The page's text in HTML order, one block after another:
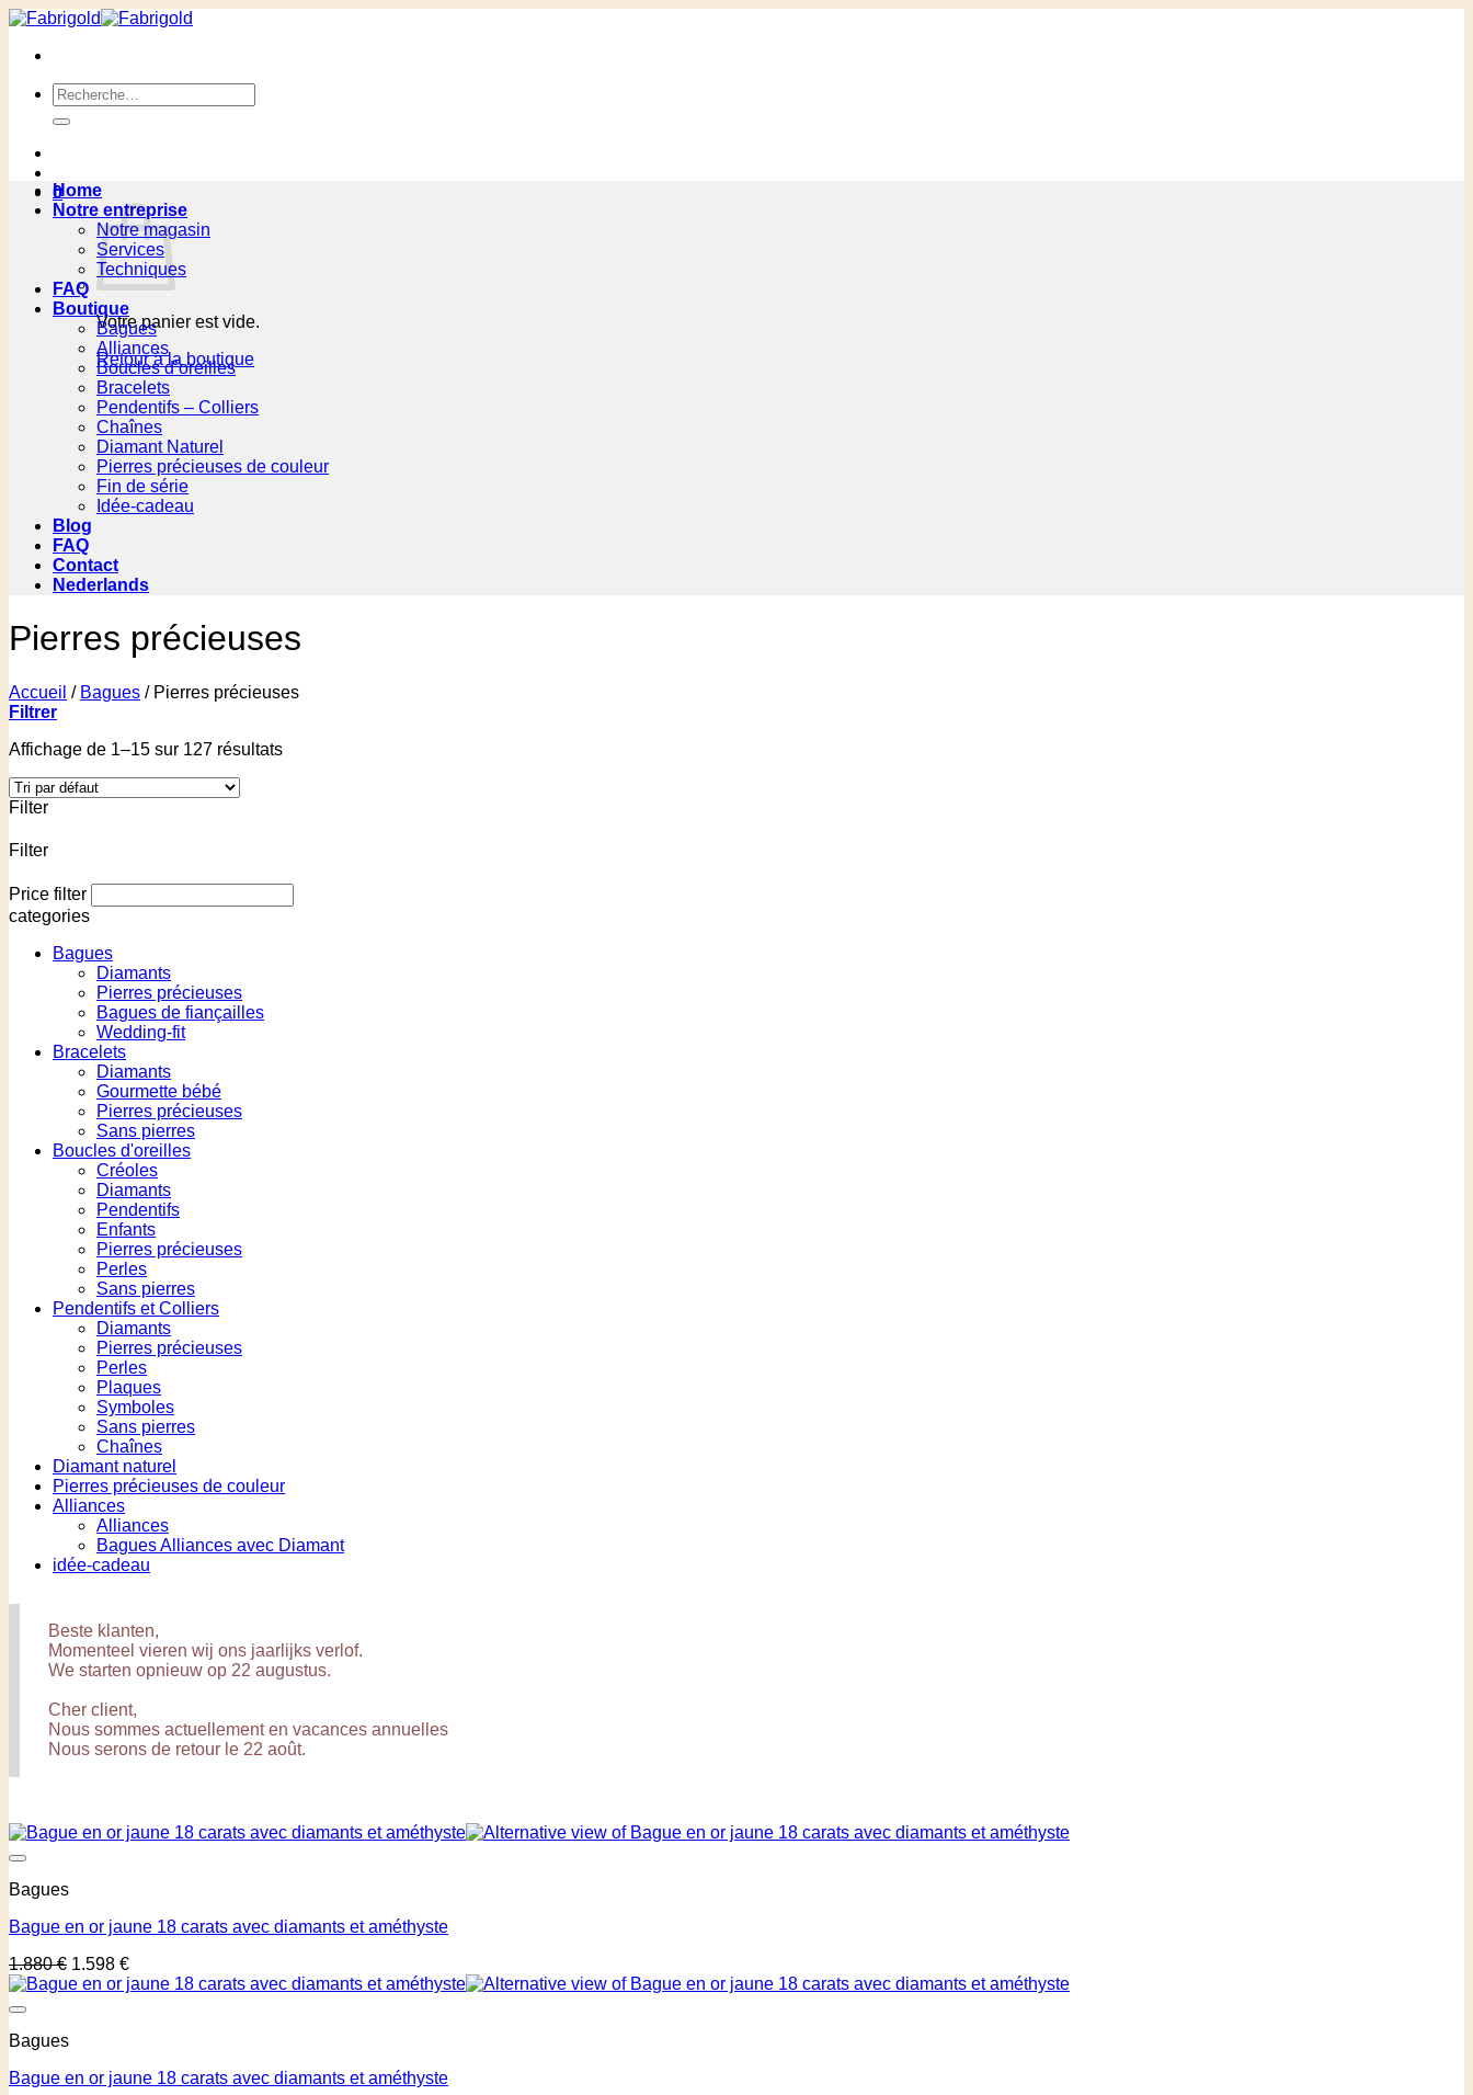
Passer
contenu
Recherche
pour :
0
Votre panier est vide.
Retour à la boutique
Home
Notre entreprise
Notre magasin
Services
Techniques
FAQ
Boutique
Bagues
Alliances
Boucles d’oreilles
Bracelets
Pendentifs – Colliers
Chaînes
Diamant Naturel
Pierres précieuses de couleur
Fin de série
Idée-cadeau
Blog
FAQ
Contact
Nederlands
Pierres précieuses
Accueil / Bagues /Pierres précieuses
Filtrer
Affichage de 1–15 sur 127 résultats
Filter
Filter
Price filter
categories
Bagues
Diamants
Pierres précieuses
Bagues de fiançailles
Wedding-fit
Bracelets
Diamants
Gourmette bébé
Pierres précieuses
Sans pierres
Boucles d'oreilles
Créoles
Diamants
Pendentifs
Enfants
Pierres précieuses
Perles
Sans pierres
Pendentifs et Colliers
Diamants
Pierres précieuses
Perles
Plaques
Symboles
Sans pierres
Chaînes
Diamant naturel
Pierres précieuses de couleur
Alliances
Alliances
Bagues Alliances avec Diamant
idée-cadeau
Beste klanten,
Momenteel vieren wij ons jaarlijks verlof.
We starten opnieuw op 22 augustus.
Cher client,
Nous sommes actuellement en vacances annuelles
Nous serons de retour le 22 août.
Bagues
Bague en or jaune 18 carats avec diamants et améthyste
1.880€ 1.598 €
Bagues
Bague en or jaune 18 carats avec diamants et améthyste